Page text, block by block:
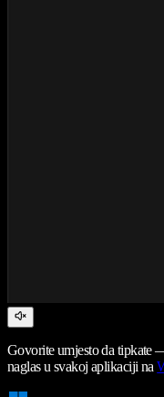
Govorite umjesto da tipkate
naglas u svakoj aplikaciji na